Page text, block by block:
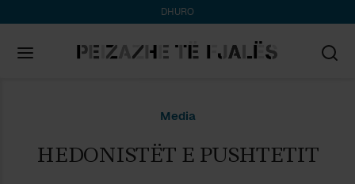
DHURO
Media
HEDONISTËT E PUSHTETIT